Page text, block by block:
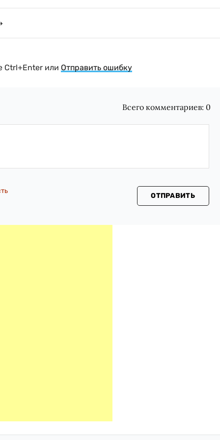
Ctrl+Enter или Отправить ошибку
Всего комментариев: 0
ОТПРАВИТЬ